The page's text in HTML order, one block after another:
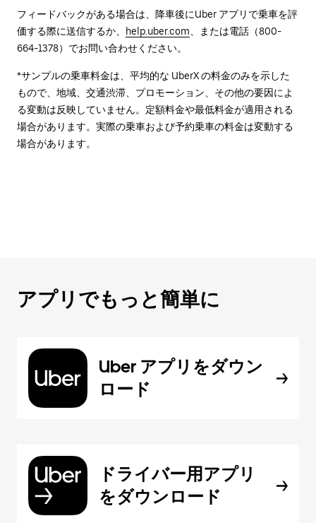
フィードバックがある場合は、降車後に⁠Uber アプリで乗車を評
価する際に送信するか、
help.uber.com 、または電話（800-
664-1378）でお問い合わせください。
*サンプルの乗車料金は、平均的な UberX の料金のみを示した
もので、地域、交通渋滞、プロモーション、その他の要因によ
る変動は反映していません。定額料金や最低料金が適用される
場合があります。実際の乗車および予約乗車の料金は変動する
場合があります。
アプリでもっと簡単に
Uber アプリをダウン
ロード
ドライバー用アプリ
をダウンロード